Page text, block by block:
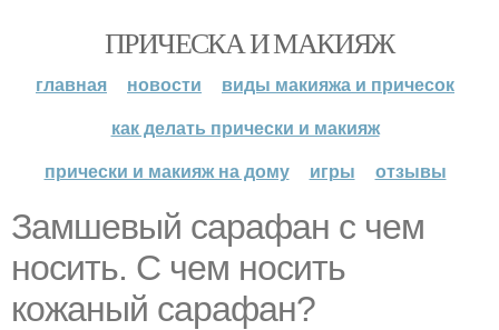
ПРИЧЕСКА И МАКИЯЖ
главная новости
виды макияжа и причесок
как делать прически и макияж
прически и макияж на дому
игры отзывы
Замшевый сарафан с чем
носить. С чем носить
кожаный сарафан?